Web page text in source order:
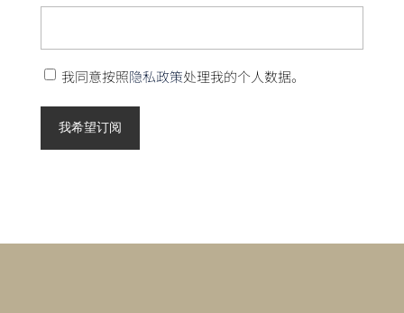
隐 我同意按照隐私政策处理我的个人数据。